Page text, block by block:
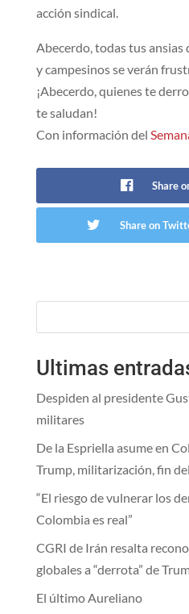
acción sindical.
Abecerdo, todas tus ansias
y campesinos se verán
¡Abecerdo, quienes te
te saludan!
Con información del
Share
Share on
Ultimas
Despiden al presidente
militares
De la Espriella asume en
Trump, militarización, fin
“El riesgo de vulnerar los
Colombia es real”
CGRI de Irán resalta
globales a “derrota” de
El último Aureliano